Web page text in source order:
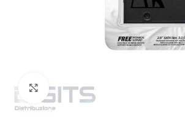
Clicca per ingrandire